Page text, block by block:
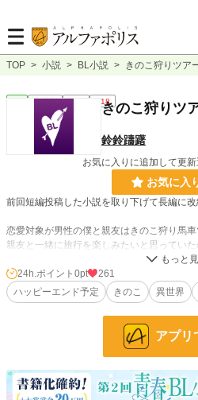
TOP > 小説 > BL小説 > きのこ狩りツア
連載中 長編 R18
きのこ狩りツ
鈴鈴躊躇
お気に入りに追加して更
お気に入
前回短編投稿した小説を取り下げて長編に改
恋愛対象が男性の僕と親友はきのこ狩り馬車
親友と一緒に旅行を楽しみたいと思ってい
端、親友から別行動しようと提案される。
て、一応納得した僕は親友と別れて1人で
頭を空っぽにして読める仕様となっており
軽く書きました。笑ってくれると嬉しいで
の回には※がついています。
228,784 位 / 228,784 件
BL 31,416 位 / 31,416 件
24h.ポイント 0pt
261
ハッピーエンド予定
きのこ 異世界
アプリ